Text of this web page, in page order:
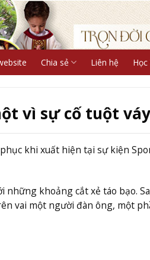
Chia sẻ Liên hệ
vì sự cố tuột váy
khi xuất hiện tại sự kiện
những khoảng cắt xẻ táo bạo.
vai một người đàn ông, một